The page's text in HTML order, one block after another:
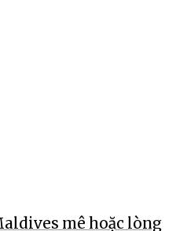
mê hoặc lòng